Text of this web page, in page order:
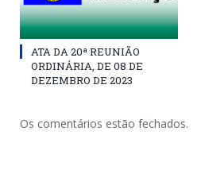
ATA DA 20ª REUNIÃO
ORDINÁRIA, DE 08 DE
DEZEMBRO DE 2023
Os comentários estão fechados.